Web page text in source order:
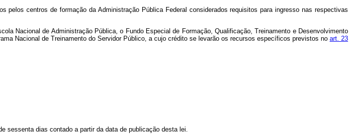
centros de formação da Administração Pública Federal considerados requisitos para ingresso nas respectivas
Nacional de Administração Pública, o Fundo Especial de Formação, Qualificação, Treinamento e Desenvolvimento
Nacional de Treinamento do Servidor Público, a cujo crédito se levarão os recursos específicos previstos no art. 23
sessenta dias contado a partir da data de publicação desta lei.